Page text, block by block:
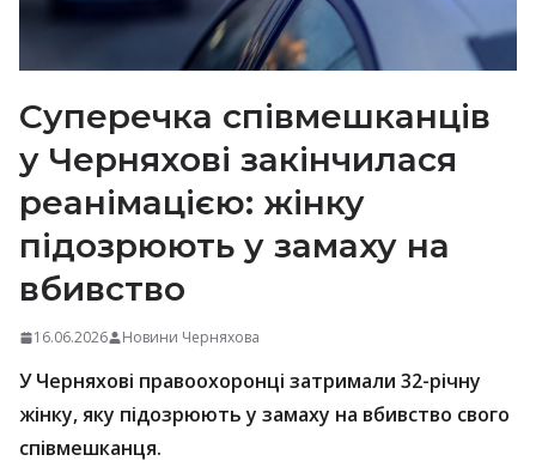
Суперечка співмешканців
у Черняхові закінчилася
реанімацією: жінку
підозрюють у замаху на
вбивство
16.06.2026 Новини Черняхова
У Черняхові правоохоронці затримали 32-річну
жінку, яку підозрюють у замаху на вбивство свого
співмешканця.